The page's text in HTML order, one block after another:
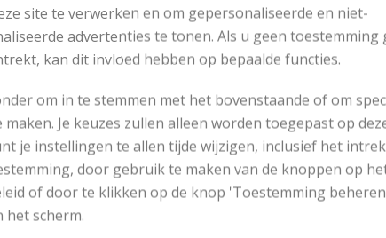
site te verwerken en om gepersonaliseerde en niet-
advertenties te tonen. Als u geen toestemming
kan dit invloed hebben op bepaalde functies.
om in te stemmen met het bovenstaande of om
maken. Je keuzes zullen alleen worden toegepast op
je instellingen te allen tijde wijzigen, inclusief het
door gebruik te maken van de knoppen op
of door te klikken op de knop 'Toestemming
het scherm.
RECENT POSTS